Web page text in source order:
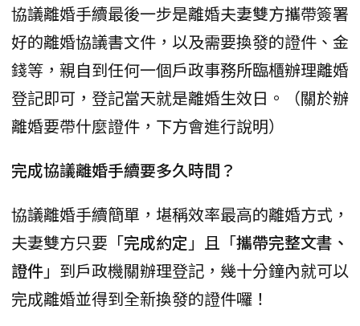
協議離婚手續最後一步是離婚夫妻雙方攜帶簽署
好的離婚協議書文件，以及需要換發的證件、金
錢等，親自到任何一個戶政事務所臨櫃辦理離婚
登記即可，登記當天就是離婚生效日。（關於辦
離婚要帶什麼證件，下方會進行說明）
完成協議離婚手續要多久時間？
協議離婚手續簡單，堪稱效率最高的離婚方式，
夫妻雙方只要「完成約定 」且「攜帶完整文書、
證件」到戶政機關辦理登記，幾十分鐘內就可以
完成離婚並得到全新換發的證件囉！